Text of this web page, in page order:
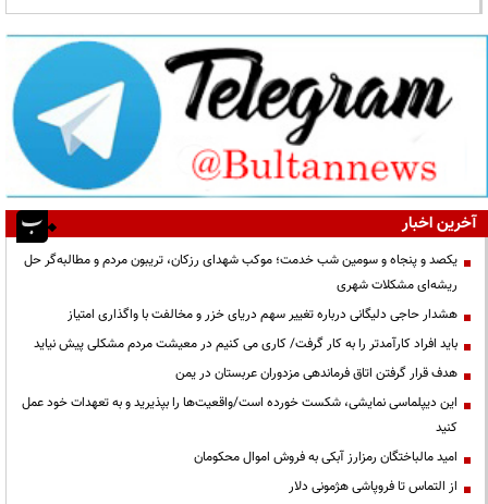
آخرین اخبار
یکصد و پنجاه و سومین شب خدمت؛ موکب شهدای رزکان، تریبون مردم و مطالبه‌گر حل
ریشه‌ای مشکلات شهری
هشدار حاجی دلیگانی درباره تغییر سهم دریای خزر و مخالفت با واگذاری امتیاز
باید افراد کارآمدتر را به کار گرفت/ کاری می کنیم در معیشت مردم مشکلی پیش نیاید
هدف قرار گرفتن اتاق‌ فرماندهی مزدوران عربستان در یمن
این دیپلماسی نمایشی، شکست خورده است/واقعیت‌ها را بپذیرید و به تعهدات خود عمل
کنید
امید مالباختگان رمزارز آبکی به فروش اموال محکومان
از التماس تا فروپاشی هژمونی دلار